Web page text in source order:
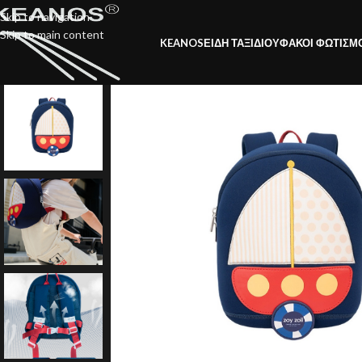
Skip to navigation
Skip to main content
KEANOSΕΙΔΗ ΤΑΞΙΔΙΟΥΦΑΚΟΙ